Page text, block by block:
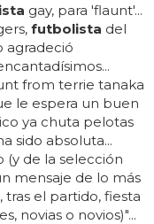
gay, para 'flaunt'...
futbolista del
agradeció
from terrie tanaka
le espera un buen
ya chuta pelotas
sido absoluta...
(y de la selección
mensaje de lo más
tras el partido, fiesta
novias o novios)"...